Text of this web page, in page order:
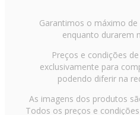
Entradas:
- Entrada P2 Fone de Ouvido
Câmera Traseira:
- Câmera Principal: 50 MP | Lente
- Zoom Digital: 6x
- Flash: Sim | LED
Garantimos o máximo
enquanto durarem
Preços e condições
exclusivamente para
podendo diferir na
As imagens dos produtos
Todos os preços e